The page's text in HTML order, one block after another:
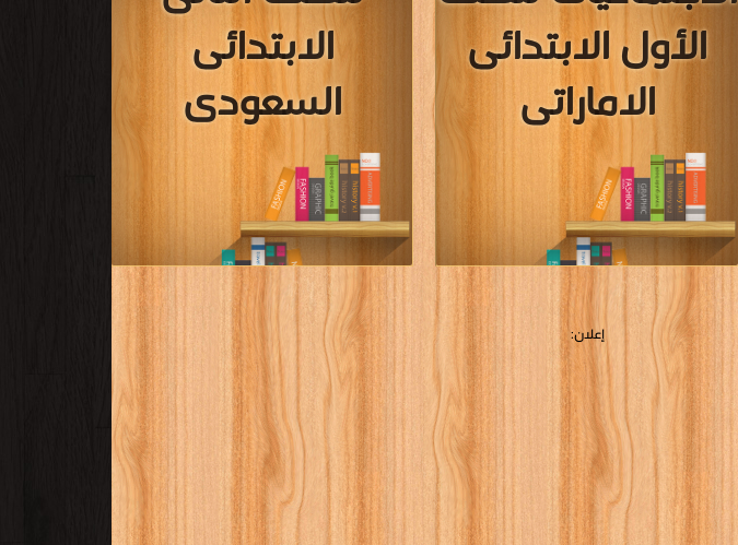
الابتدائى
السعودى
قراءة و تحميل كتب في كتب مادة لغتى للصف
الثانى الابتدائى السعودى مجانا
الأول الابتدائى
الاماراتى
قراءة و تحميل كتب في كتب منهج الاجتماعيات
للصف الأول الابتدائى الاماراتى مجانا
إعلان: